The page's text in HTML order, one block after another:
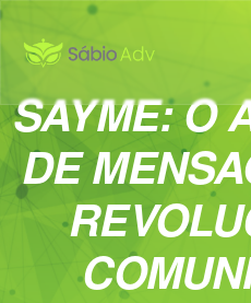
SAYME: O
DE